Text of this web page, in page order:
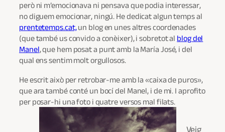
però ni m’emocionava ni pensava que podia interessar,
no diguem emocionar, ningú. He dedicat algun temps al
prentetemps.cat,un blog en unes altres coordenades
(que també us convido a conèixer), i sobretot al blog del
Manel, que hem posat a punt amb la María José, i del
qual ens sentim molt orgullosos.
He escrit això per retrobar-me amb la «caixa de puros»,
que ara també conté un bocí del Manel, i de mi. I aprofito
per posar-hi una foto i quatre versos mal filats.
Veig